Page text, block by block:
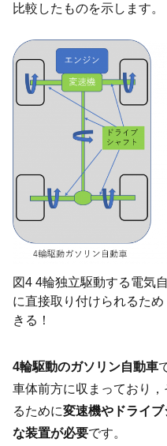
比較したものを示します。
図4 4輪独立駆動する電気
に直接取り付けられるた
きる！
4輪駆動のガソリン自動車
車体前方に収まっており
るために変速機やドライ
な装置が必要です。